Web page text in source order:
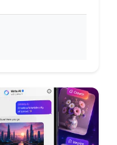
ਦੇ ਨੇੜੇ ਰਹਿਣ ਦੇ ਨਵੇਂ ਤਰੀਕੇ